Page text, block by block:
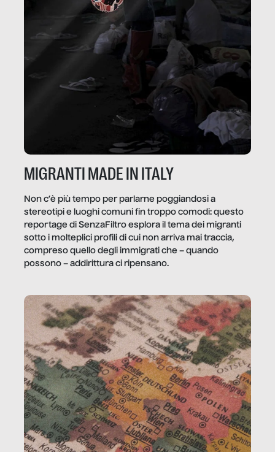
MIGRANTI MADE IN ITALY
Non c’è più tempo per parlarne poggiandosi a
stereotipi e luoghi comuni fin troppo comodi: questo
reportage di SenzaFiltro esplora il tema dei migranti
sotto i molteplici profili di cui non arriva mai traccia,
compreso quello degli immigrati che – quando
possono – addirittura ci ripensano.